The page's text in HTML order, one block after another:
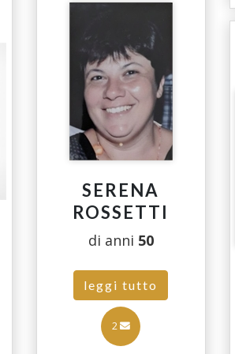
SERENA
ROSSETTI
di anni 50
leggi tutto
2